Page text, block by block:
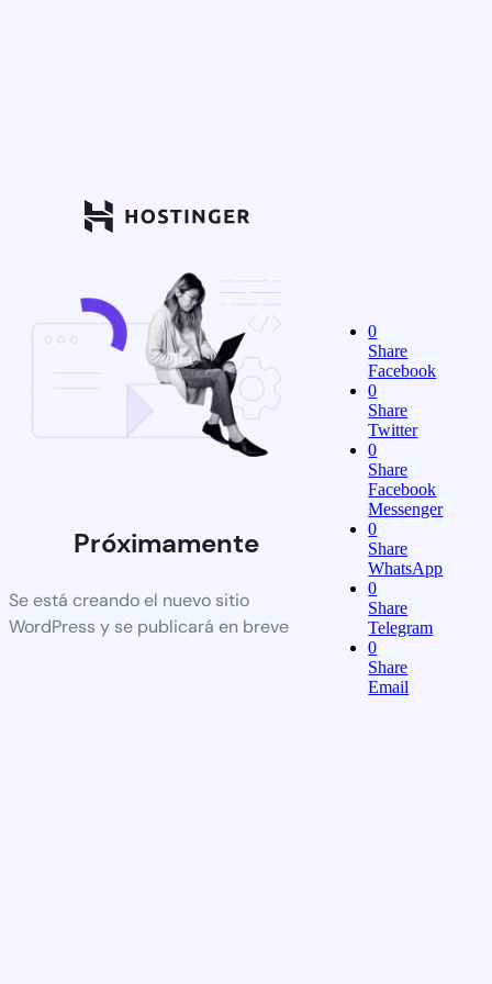
Próximamente
Se está creando el nuevo sitio
WordPress y se publicará en breve
0
Share
Facebook
0
Share
Twitter
0
Share
Facebook
Messenger
0
Share
WhatsApp
0
Share
Telegram
0
Share
Email